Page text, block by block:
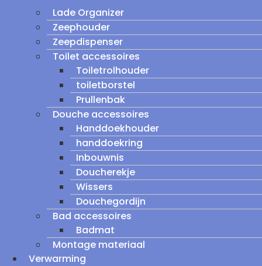
Lade Organizer
Zeephouder
Zeepdispenser
Toilet accessoires
Toiletrolhouder
toiletborstel
Prullenbak
Douche accessoires
Handdoekhouder
handdoekring
Inbouwnis
Doucherekje
Wissers
Douchegordijn
Bad accessoires
Badmat
Montage materiaal
Verwarming